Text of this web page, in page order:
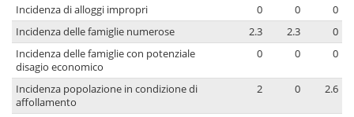
Incidenza di alloggi impropri 0 0
0
Incidenza delle famiglie numerose
2.3 2.3
0
Incidenza delle famiglie con potenziale
disagio economico
0 0 0
Incidenza popolazione in condizione di
affollamento
2 0 2.6